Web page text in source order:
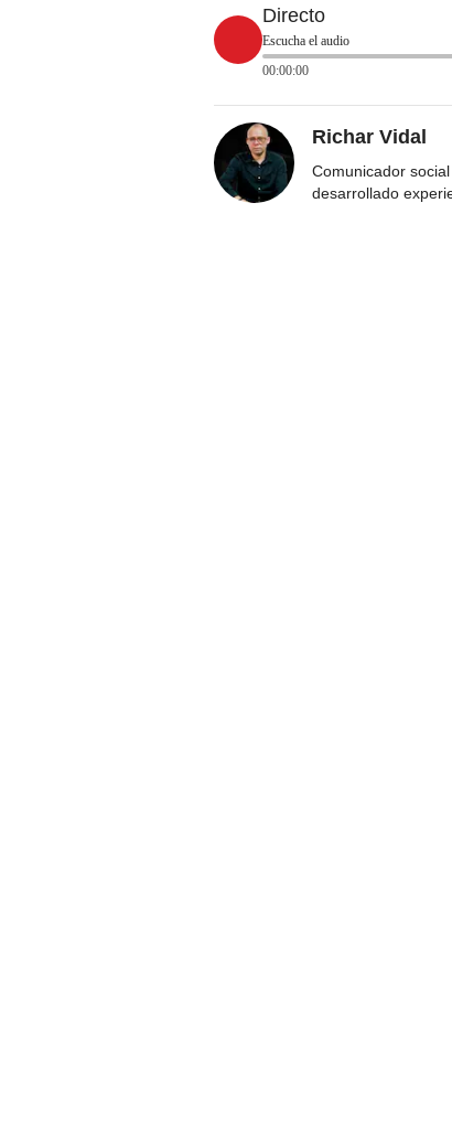
Directo
Escucha el audio
00:00:00
Richar Vidal
Comunicador
desarrollado